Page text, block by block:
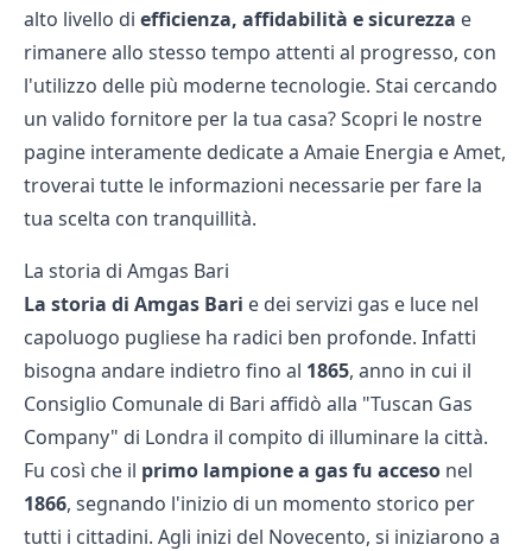
alto livello di efficienza, affidabilità e sicurezza e
rimanere allo stesso tempo attenti al progresso, con
l'utilizzo delle più moderne tecnologie. Stai cercando
un valido fornitore per la tua casa? Scopri le nostre
pagine interamente dedicate a Amaie Energia eAmet,
troverai tutte le informazioni necessarie per fare la
tua scelta con tranquillità.
La storia di Amgas Bari
La storia di Amgas Bari e dei servizi gas e luce nel
capoluogo pugliese ha radici ben profonde. Infatti
bisogna andare indietro fino al 1865, anno in cui il
Consiglio Comunale di Bari affidò alla "Tuscan Gas
Company" di Londra il compito di illuminare la città.
Fu così che il primo lampione a gas fu acceso nel
1866, segnando l'inizio di un momento storico per
tutti i cittadini. Agli inizi del Novecento, si iniziarono a